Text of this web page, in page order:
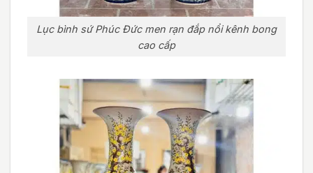
Lục bình sứ Phúc Đức men rạn đắp nổi kênh bong
cao cấp